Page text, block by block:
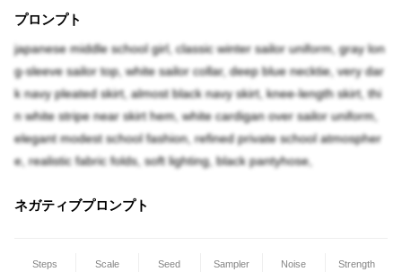
プロンプト
japanese middle school girl, classic winter sailor uniform, gray lon
g-sleeve sailor top, white sailor collar, deep blue necktie, very dar
k navy pleated skirt, almost black navy skirt, knee-length skirt, thi
n white stripe near skirt hem, white cardigan over sailor uniform,
elegant modest school fashion, refined private school atmospher
e, realistic fabric folds, soft lighting, black pantyhose,
ネガティブプロンプト
Steps Scale Seed Sampler Noise Strength